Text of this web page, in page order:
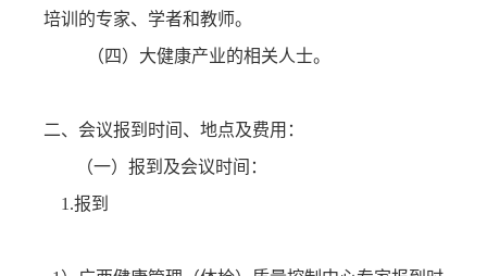
培训的专家、学者和教师。
（四）大健康产业的相关人士。
二、会议报到时间、地点及费用：
（一）报到及会议时间：
1.报到